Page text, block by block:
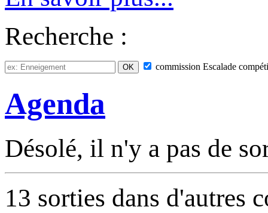
Recherche :
commission Escalade
Agenda
Désolé, il n'y a pas de
13 sorties dans d'autres